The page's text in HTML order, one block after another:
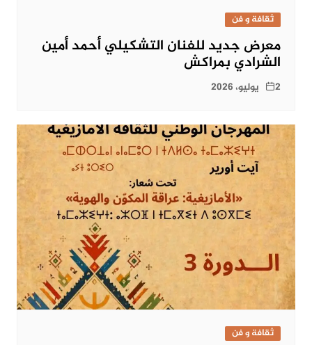
ثقافة و فن
معرض جديد للفنان التشكيلي أحمد أمين
الشرادي بمراكش
2 يوليو، 2026
ثقافة و فن